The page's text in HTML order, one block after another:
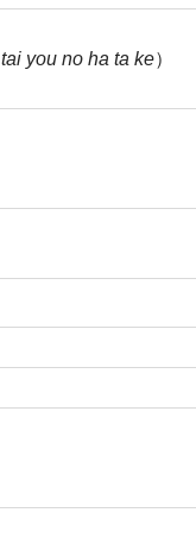
tai you no ha ta ke）